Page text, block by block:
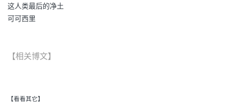
这人类最后的净土
可可西里
【相关博文】
【看看其它】